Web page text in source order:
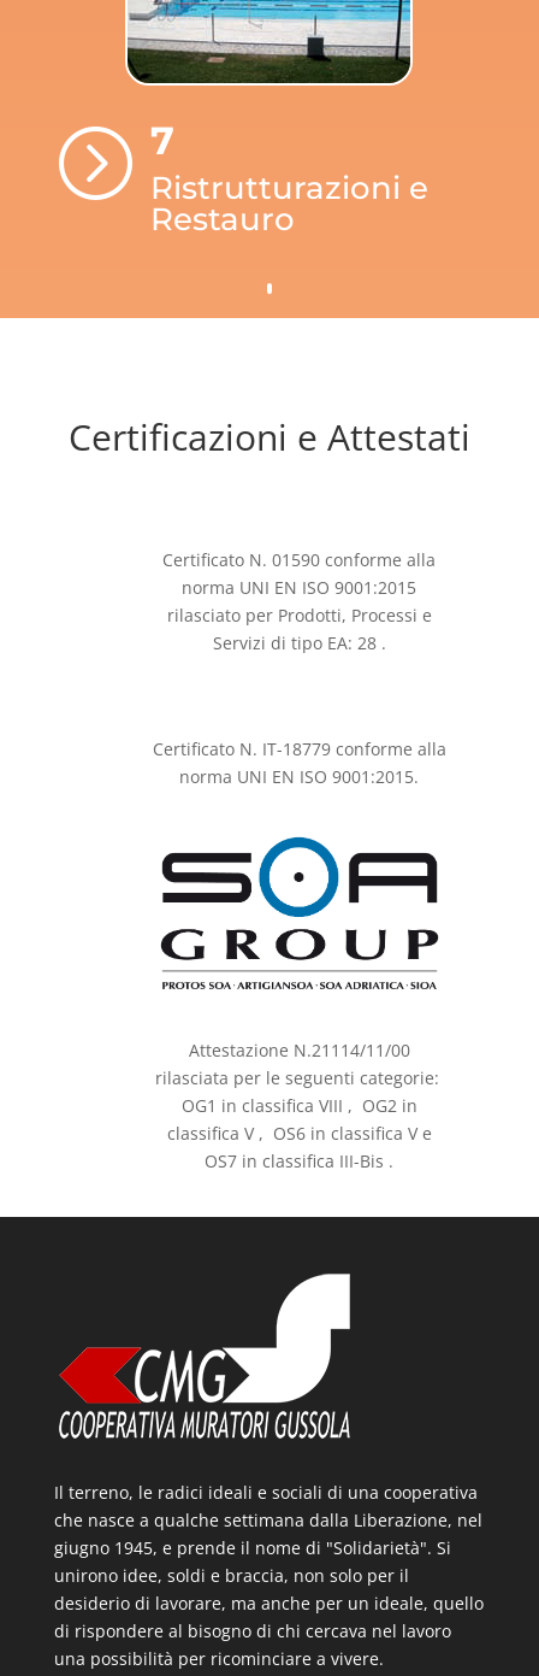
= 7
Ristrutturazioni e
Restauro
Certificazioni e Attestati
Certificato N. 01590 conforme alla
norma UNI EN ISO 9001:2015
rilasciato per Prodotti, Processi e
Servizi di tipo EA: 28 .
Certificato N. IT-18779 conforme alla
norma UNI EN ISO 9001:2015.
Attestazione N.21114/11/00
rilasciata per le seguenti categorie:
OG1 in classifica VIII , OG2 in
classifica V , OS6 in classifica V e
OS7 in classifica III-Bis .
Il terreno, le radici ideali e sociali di una cooperativa
che nasce a qualche settimana dalla Liberazione, nel
giugno 1945, e prende il nome di "Solidarietà". Si
unirono idee, soldi e braccia, non solo per il
desiderio di lavorare, ma anche per un ideale, quello
di rispondere al bisogno di chi cercava nel lavoro
una possibilità per ricominciare a vivere.